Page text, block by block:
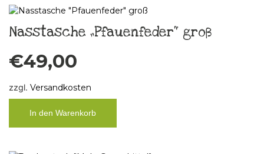
Nasstasche „Pfauenfeder“ groß
€49,00
zzgl. Versandkosten
In den Warenkorb